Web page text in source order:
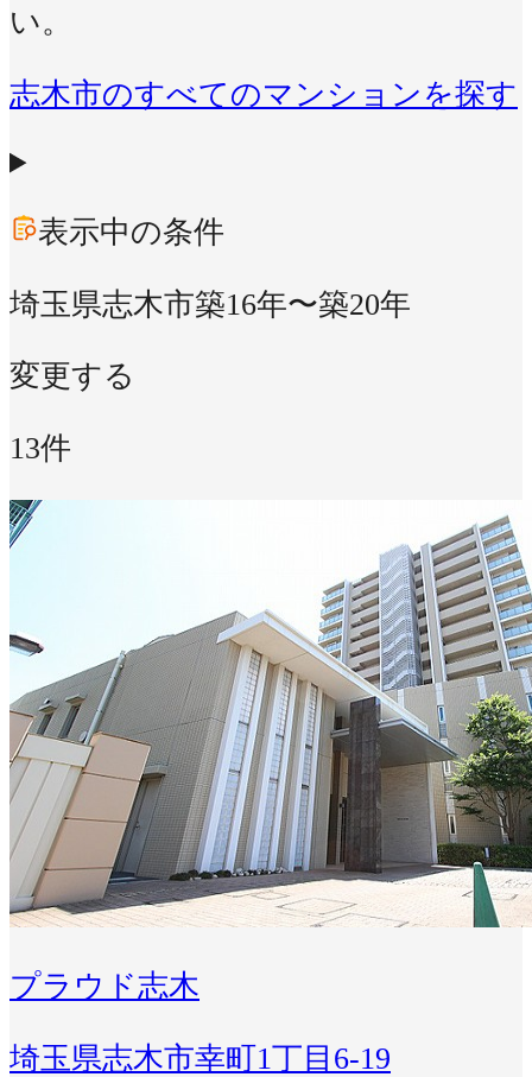
い。
志木市のすべてのマンションを探す
表示中の条件
埼玉県志木市築16年〜築20年
変更する
13件
プラウド志木
埼玉県志木市幸町1丁目6-19